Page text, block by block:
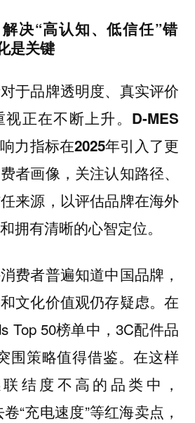
决“高认知、低信任”错
是关键
于品牌透明度、真实评价
正在不断上升。 D-MES
力指标在2025年引入了更
者画像，关注认知路径、
来源，以评估品牌在海外
拥有清晰的心智定位。
费者普遍知道中国品牌，
文化价值观仍存疑虑。在
Top 50榜单中，3C配件品
围策略值得借鉴。在这样
结度不高的品类中，
“充电速度”等红海卖点，